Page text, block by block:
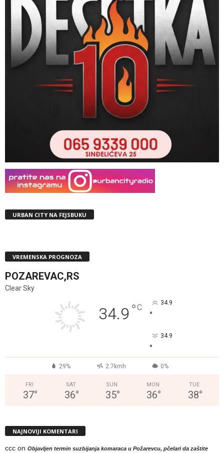
URBAN CITY NA FEJSBUKU
VREMENSKA PROGNOZA
POZAREVAC,RS
Clear Sky
34.9 °C 34.9
°
34.9
°
29% 2.7kmh 0%
FRI
37°
SAT
36°
SUN
35°
MON
36°
TUE
38°
NAJNOVIJI KOMENTARI
ccc on Objavljen termin suzbijanja komaraca u Požarevcu, pčelari da zaštite